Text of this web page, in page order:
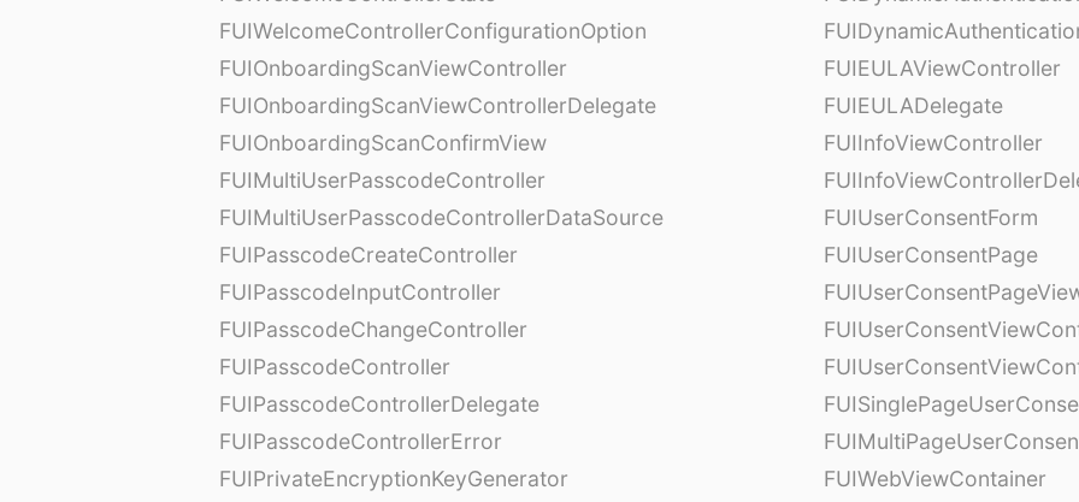
FUIWelcomeControllerConfigurationOption
FUIOnboardingScanViewController
FUIOnboardingScanViewControllerDelegate
FUIOnboardingScanConfirmView
FUIMultiUserPasscodeController
FUIMultiUserPasscodeControllerDataSource
FUIPasscodeCreateController
FUIPasscodeInputController
FUIPasscodeChangeController
FUIPasscodeController
FUIPasscodeControllerDelegate
FUIPasscodeControllerError
FUIPrivateEncryptionKeyGenerator
FUIEULAViewController
FUIEULADelegate
FUIInfoViewController
FUIUserConsentForm
FUIUserConsentPage
FUIWebViewContainer